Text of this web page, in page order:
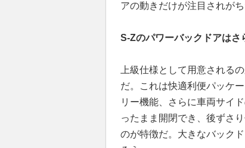
アの動きだけが注目されが
S-Zのパワーバックドアは
上級仕様として用意される
だ。これは快適利便パッケ
リー機能、さらに車両サイ
ったまま開閉でき、後ずさ
のが特徴だ。大きなバック